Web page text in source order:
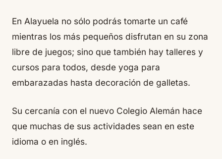
En Alayuela no sólo podrás tomarte un café
mientras los más pequeños disfrutan en su zona
libre de juegos; sino que también hay talleres y
cursos para todos, desde yoga para
embarazadas hasta decoración de galletas.
Su cercanía con el nuevo Colegio Alemán hace
que muchas de sus actividades sean en este
idioma o en inglés.